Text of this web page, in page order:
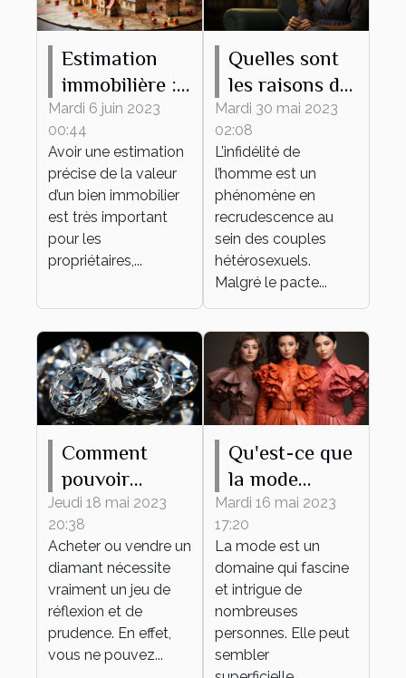
Estimation
immobilière :
ce qu’il faut
savoir
Mardi 6 juin 2023
00:44
Avoir une estimation
précise de la valeur
d’un bien immobilier
est très important
pour les
propriétaires,...
Quelles sont
les raisons de
l’infidélité de
l’homme dans
un couple ?
Mardi 30 mai 2023
02:08
L’infidélité de
l’homme est un
phénomène en
recrudescence au
sein des couples
hétérosexuels.
Malgré le pacte...
Comment
pouvoir
estimer le prix
d’un diamant
?
Jeudi 18 mai 2023
20:38
Acheter ou vendre un
diamant nécessite
vraiment un jeu de
réflexion et de
prudence. En effet,
vous ne pouvez...
Qu'est-ce que
la mode
apporte ?
Mardi 16 mai 2023
17:20
La mode est un
domaine qui fascine
et intrigue de
nombreuses
personnes. Elle peut
sembler